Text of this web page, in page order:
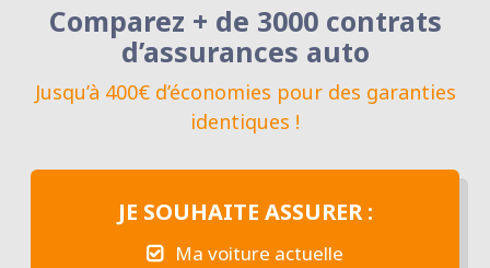
Comparez + de 3000 contrats
d’assurances auto
Jusqu’à 400€ d’économies pour des garanties
identiques !
JE SOUHAITE ASSURER :
Ma voiture actuelle